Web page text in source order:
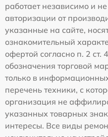
работает независимо и
авторизации от
указанные на сайте,
ознакомительный
офертой согласно п. 2
обозначения торговой
только в
перечень техники, с
организация не
указанных товарных
интересы. Все виды